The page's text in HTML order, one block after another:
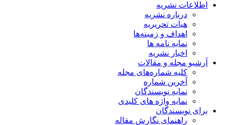
اطلاعات نشریه
درباره نشریه
هیات تحریریه
اهداف و زمینه‌ها
نمایه نامه ها
اخبار نشریه
آرشیو مجله و مقالات
کلیه شماره‌های مجله
آخرین شماره
نمایه نویسندگان
نمایه واژه های کلیدی
برای نویسندگان
راهنمای نگارش مقاله